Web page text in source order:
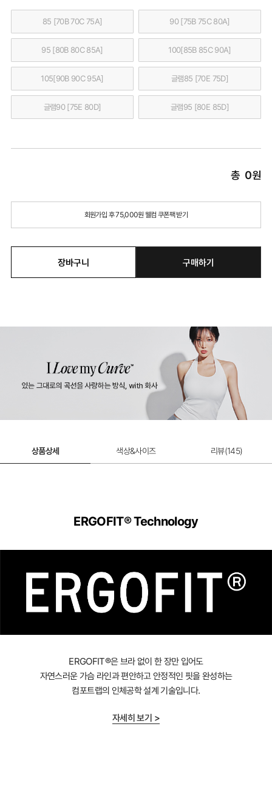
85 [70B 70C 75A] 90 [75B 75C 80A]
95 [80B 80C 85A] 100[85B 85C 90A]
105[90B 90C 95A] 글램85 [70E 75D]
글램90 [75E 80D] 글램95 [80E 85D]
총 0원
회원가입 후 75,000원 웰컴 쿠폰팩 받기
장바구니 구매하기
상품상세 색상&사이즈 리뷰(145)
ERGOFIT® Technology
ERGOFIT®은 브라 없이 한 장만 입어도
자연스러운 가슴 라인과 편안하고 안정적인 핏을 완성하는
컴포트랩의 인체공학 설계 기술입니다.
자세히 보기 >